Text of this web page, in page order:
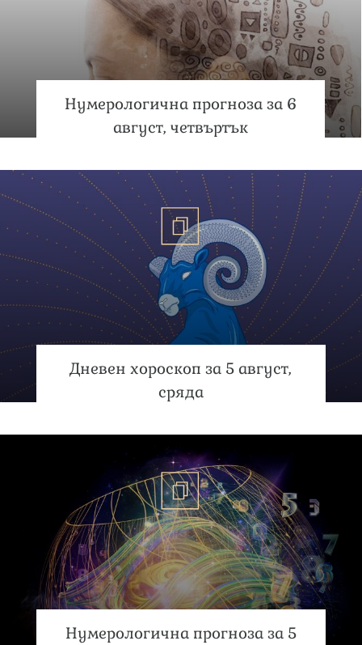
Нумерологична прогноза за 6
август, четвъртък
Дневен хороскоп за 5 август,
сряда
Нумерологична прогноза за 5